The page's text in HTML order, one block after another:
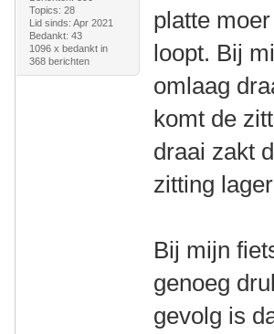
Topics: 28
Lid sinds: Apr 2021
Bedankt: 43
1096 x bedankt in
368 berichten
platte
loopt. Bij
omlaag
komt de
draai zakt
zitting
Bij mijn
genoeg
gevolg is